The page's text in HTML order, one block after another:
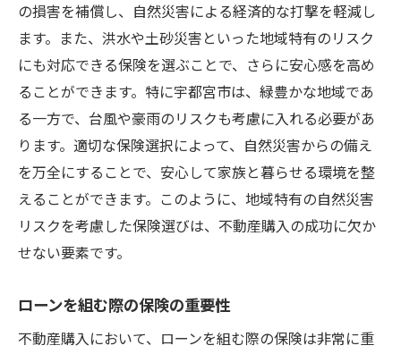
地域の魅力を最大限に活かす保険プラン
不動産購入を成功に導く保険の活用術
宇都宮市で安心して住むための保険の提案
予期せぬトラブルを避けるための宇都宮市不動
産購入保険の選び方
トラブルを未然に防ぐ保険選びのポイント
宇都宮市の不動産購入で直面するリスクと
保険
予期せぬ事態に備えるための保険加入法
ク
保険選びで失敗しないための心得
の損害を補償し、自然災害による経済的な打撃を軽減し
ます。また、洪水や土砂災害といった地域特有のリスク
にも対応できる保険を選ぶことで、さらに安心感を高め
ることができます。特に宇都宮市は、緑豊かな地域であ
る一方で、台風や豪雨のリスクも考慮に入れる必要があ
ります。適切な保険選択によって、自然災害からの備え
を万全にすることで、安心して家族と暮らせる環境を整
えることができます。このように、地域特有の自然災害
リスクを考慮した保険選びは、不動産購入の成功に欠か
せない要素です。
ローンを組む際の保険の重要性
不動産購入において、ローンを組む際の保険は非常に重